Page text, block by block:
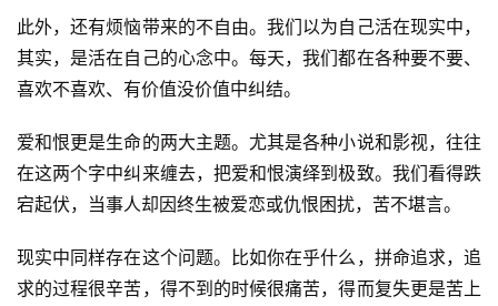
此外，还有烦恼带来的不自由。我们以为自己活在现实中，
其实，是活在自己的心念中。每天，我们都在各种要不要、
喜欢不喜欢、有价值没价值中纠结。
爱和恨更是生命的两大主题。尤其是各种小说和影视，往往
在这两个字中纠来缠去，把爱和恨演绎到极致。我们看得跌
宕起伏，当事人却因终生被爱恋或仇恨困扰，苦不堪言。
现实中同样存在这个问题。比如你在乎什么，拼命追求，追
求的过程很辛苦，得不到的时候很痛苦，得而复失更是苦上